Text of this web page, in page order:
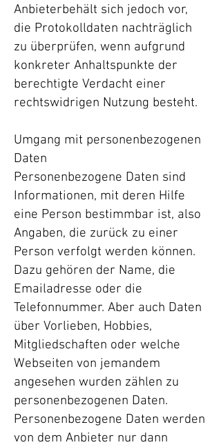
Anbieterbehält sich jedoch vor,
die Protokolldaten nachträglich
zu überprüfen, wenn aufgrund
konkreter Anhaltspunkte der
berechtigte Verdacht einer
rechtswidrigen Nutzung besteht.
Umgang mit personenbezogenen
Daten
Personenbezogene Daten sind
Informationen, mit deren Hilfe
eine Person bestimmbar ist, also
Angaben, die zurück zu einer
Person verfolgt werden können.
Dazu gehören der Name, die
Emailadresse oder die
Telefonnummer. Aber auch Daten
über Vorlieben, Hobbies,
Mitgliedschaften oder welche
Webseiten von jemandem
angesehen wurden zählen zu
personenbezogenen Daten.
Personenbezogene Daten werden
von dem Anbieter nur dann